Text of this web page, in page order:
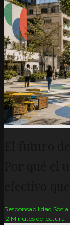
Responsabilidad Social
·2 Minutos de lectura